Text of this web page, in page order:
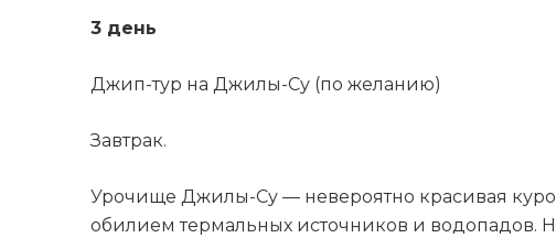
3 день
Джип-тур на Джилы-Су (по желанию)
Завтрак.
Урочище Джилы-Су — невероятно красивая
обилием термальных источников и водопадов.